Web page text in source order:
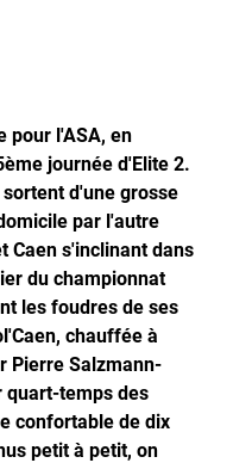
pour l'ASA, en
journée d'Elite 2.
d'une grosse
par l'autre
Caen s'inclinant dans
du championnat
les foudres de ses
chauffée à
Pierre Salzmann-
quart-temps des
confortable de dix
petit à petit, on